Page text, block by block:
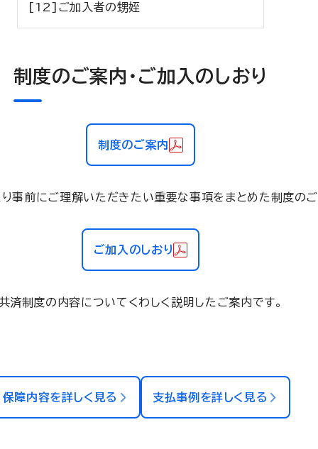
[12]ご加入者の甥姪
制度のご案内・ご加入のしおり
制度のご案内
事前にご理解いただきたい重要な事項をまとめた制度のご
ご加入のしおり
済制度の内容についてくわしく説明したご案内です。
保障内容を詳しく見る 支払事例を詳しく見る